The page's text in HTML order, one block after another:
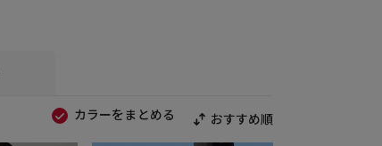
カラーをまとめる おすすめ順